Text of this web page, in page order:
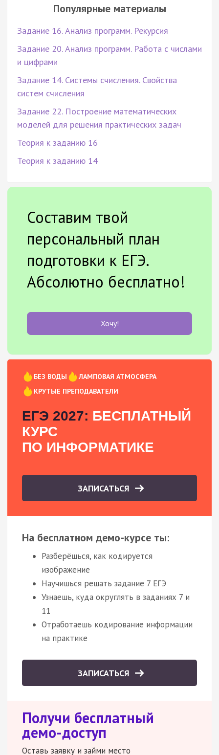
Популярные материалы
Задание 16. Анализ программ. Рекурсия
Задание 20. Анализ программ. Работа с числами
и цифрами
Задание 14. Системы счисления. Свойства
систем счисления
Задание 22. Построение математических
моделей для решения практических задач
Теория к заданию 16
Теория к заданию 14
Составим твой
персональный план
подготовки к ЕГЭ.
Абсолютно бесплатно!
Хочу!
БЕЗ ВОДЫ
ЛАМПОВАЯ АТМОСФЕРА
КРУТЫЕ ПРЕПОДАВАТЕЛИ
ЕГЭ 2027: БЕСПЛАТНЫЙ
КУРС
ПО ИНФОРМАТИКЕ
ЗАПИСАТЬСЯ
На бесплатном демо-курсе ты:
Разберёшься, как кодируется
изображение
Научишься решать задание 7 ЕГЭ
Узнаешь, куда округлять в заданиях 7 и
11
Отработаешь кодирование информации
на практике
ЗАПИСАТЬСЯ
Получи бесплатный
демо-доступ
Оставь заявку и займи место